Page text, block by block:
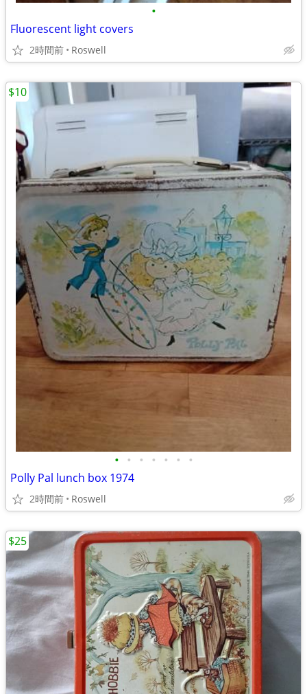
•
Fluorescent light covers
2時間前 Roswell
• • • • • • •
Polly Pal lunch box 1974
2時間前 Roswell
$10
$25